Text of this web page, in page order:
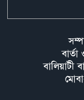
বালিয়াটী